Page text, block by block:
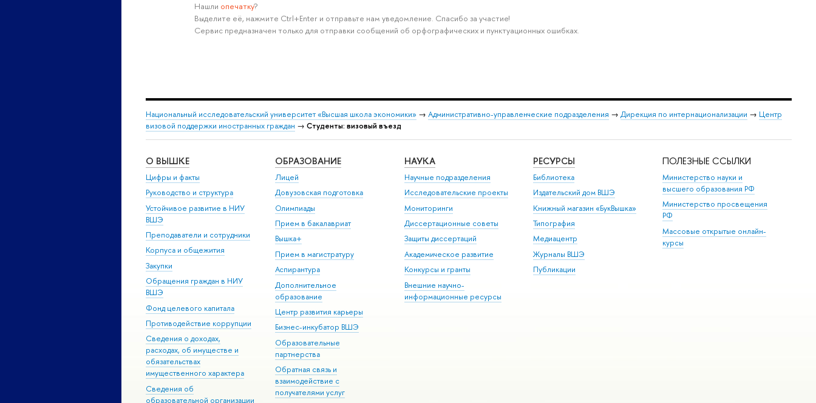
Нашли опечатку?
Выделите её, нажмите Ctrl+Enter и отправьте нам уведомление. Спасибо за участие!
Сервис предназначен только для отправки сообщений об орфографических и пунктуационных ошибках.
Национальный исследовательский университет «Высшая школа экономики» → Административно-управленческие подразделения → Дирекция по интернационализации → Центр
визовой поддержки иностранных граждан → Студенты: визовый въезд
О ВЫШКЕ
Цифры и факты
Руководство и структура
Устойчивое развитие в НИУ
ВШЭ
Преподаватели и сотрудники
Корпуса и общежития
Закупки
Обращения граждан в НИУ
ВШЭ
Фонд целевого капитала
Противодействие коррупции
Сведения о доходах,
расходах, об имуществе и
обязательствах
имущественного характера
Сведения об
образовательной организации
ОБРАЗОВАНИЕ
Лицей
Довузовская подготовка
Олимпиады
Прием в бакалавриат
Вышка+
Прием в магистратуру
Аспирантура
Дополнительное
образование
Центр развития карьеры
Бизнес-инкубатор ВШЭ
Образовательные
партнерства
Обратная связь и
взаимодействие с
получателями услуг
НАУКА
Научные подразделения
Исследовательские проекты
Мониторинги
Диссертационные советы
Защиты диссертаций
Академическое развитие
Конкурсы и гранты
Внешние научно-
информационные ресурсы
РЕСУРСЫ
Библиотека
Издательский дом ВШЭ
Книжный магазин «БукВышка»
Типография
Медиацентр
Журналы ВШЭ
Публикации
ПОЛЕЗНЫЕ ССЫЛКИ
Министерство науки и
высшего образования РФ
Министерство просвещения
РФ
Массовые открытые онлайн-
курсы